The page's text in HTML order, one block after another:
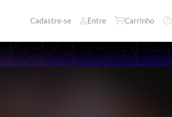
Cadastre-se Entre Carrinho